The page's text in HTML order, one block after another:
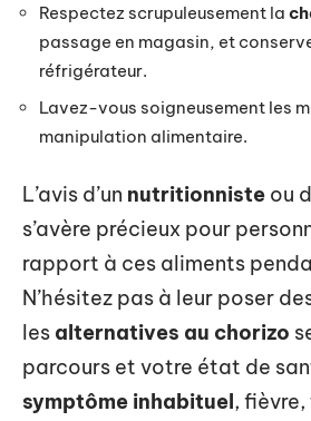
Respectez scrupuleusement la
passage en magasin, et
réfrigérateur.
Lavez-vous soigneusement les
manipulation alimentaire.
L’avis d’un nutritionniste ou
s’avère précieux pour
rapport à ces aliments
N’hésitez pas à leur poser
les alternatives au chorizo
parcours et votre état de
symptôme inhabituel,